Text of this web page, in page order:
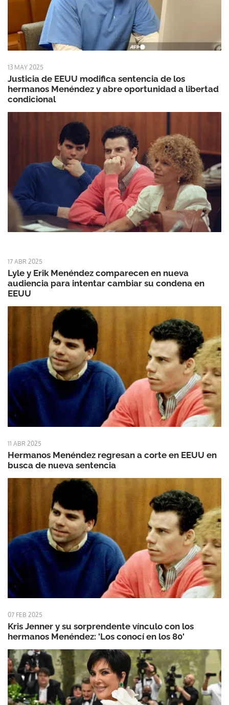
13 MAY 2025
Justicia de EEUU modifica sentencia de los
hermanos Menéndez y abre oportunidad a libertad
condicional
17 ABR 2025
Lyle y Erik Menéndez comparecen en nueva
audiencia para intentar cambiar su condena en
EEUU
11 ABR 2025
Hermanos Menéndez regresan a corte en EEUU en
busca de nueva sentencia
07 FEB 2025
Kris Jenner y su sorprendente vínculo con los
hermanos Menéndez: 'Los conocí en los 80'